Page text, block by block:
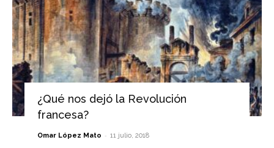
¿Qué nos dejó la Revolución
francesa?
Omar López Mato - 11 julio, 2018